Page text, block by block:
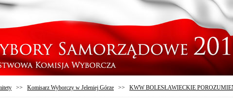
>> Komisarz Wyborczy w Jeleniej Górze >> KWW BOLESŁAWIECKIE